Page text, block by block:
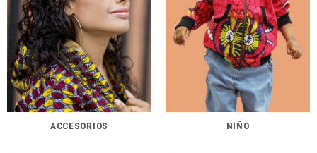
ACCESORIOS NIÑO